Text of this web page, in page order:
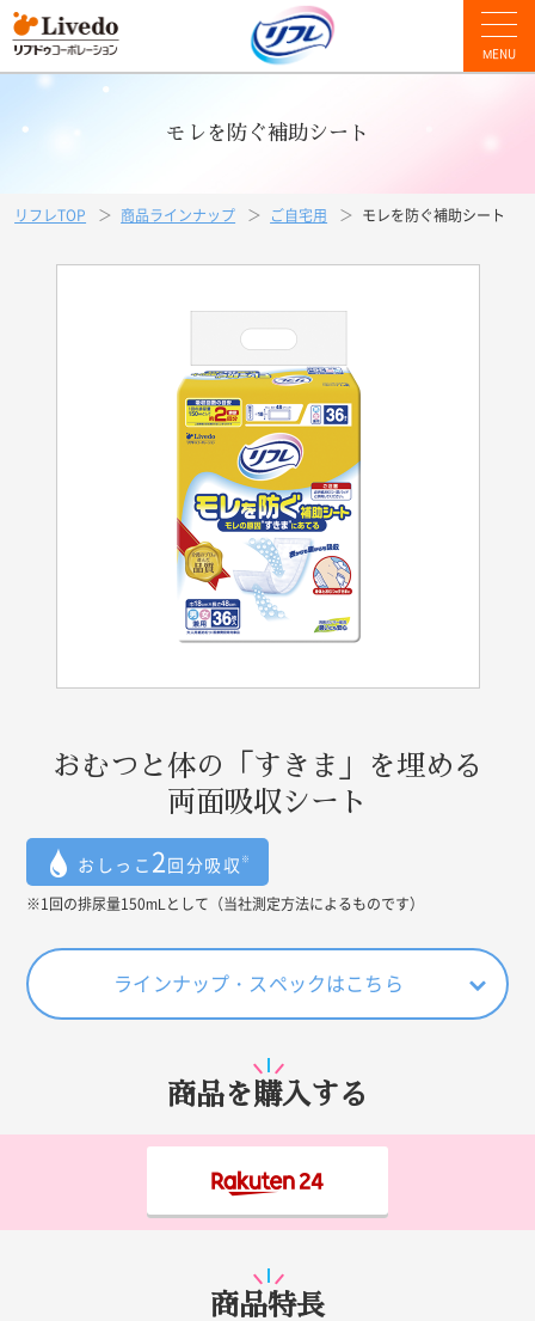
MENU
モレを防ぐ補助シート
リフレTOP 商品ラインナップ ご自宅用 モレを防ぐ補助シート
おむつと体の「すきま」を埋める
両面吸収シート
おしっこ 2 回分吸収 ※
※1回の排尿量150mLとして（当社測定方法によるものです）
ラインナップ・スペックはこちら
商品を購入する
商品特長